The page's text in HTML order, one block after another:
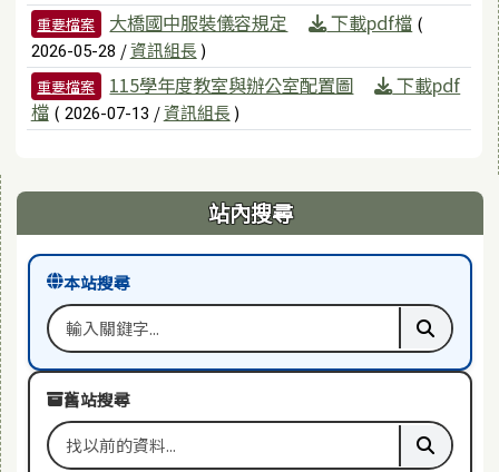
重要檔案 大橋國中服裝儀容規定 下載pdf檔 (
2026-05-28 /資訊組長 )
重要檔案 115學年度教室與辦公室配置圖
下載pdf
檔 ( 2026-07-13 /資訊組長 )
右邊區域內容 站內搜尋
本站搜尋
搜尋關鍵字 執行本
舊站搜尋
搜尋舊站關鍵字 執行舊